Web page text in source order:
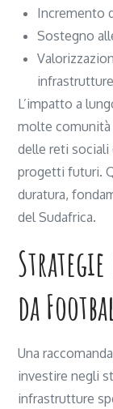
Incremento
Sostegno
L’impatto a
molte
delle reti sociali
progetti futuri.
duratura,
del Sudafrica.
da
Una
investire negli
infrastrutture